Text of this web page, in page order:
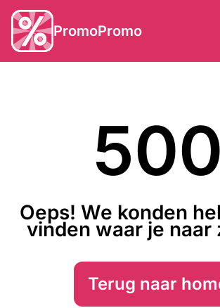
PromoPromo
500
Oeps! We konden
vinden waar je naar
Terug naar